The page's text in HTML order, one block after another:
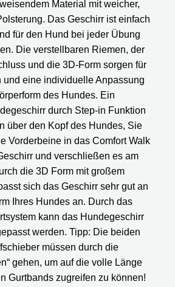
Material mit weicher,
Das Geschirr ist einfach
für den Hund bei jeder Übung
Die verstellbaren Riemen, der
und die 3D-Form sorgen für
und eine individuelle Anpassung
des Hundes. Ein
durch Step-in Funktion
über den Kopf des Hundes, Sie
Vorderbeine in das Comfort Walk
und verschließen es am
die 3D Form mit großem
sich das Geschirr sehr gut an
Ihres Hundes an. Durch das
kann das Hundegeschirr
werden. Tipp: Die beiden
müssen durch die
gehen, um auf die volle Länge
Gurtbands zugreifen zu können!